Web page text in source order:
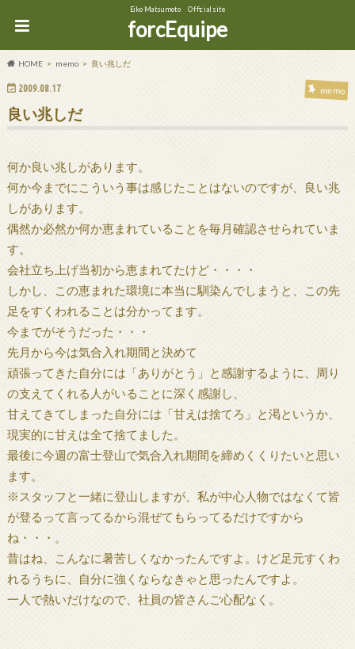
Eiko Matsumoto Official site
forcEquipe
HOME memo 良い兆しだ
2009.08.17 memo
良い兆しだ
何か良い兆しがあります。
何か今までにこういう事は感じたことはないのですが、良い兆
しがあります。
偶然か必然か何か恵まれていることを毎月確認させられていま
す。
会社立ち上げ当初から恵まれてたけど・・・・
しかし、この恵まれた環境に本当に馴染んでしまうと、この先
足をすくわれることは分かってます。
今までがそうだった・・・
先月から今は気合入れ期間と決めて
頑張ってきた自分には「ありがとう」と感謝するように、周り
の支えてくれる人がいることに深く感謝し、
甘えてきてしまった自分には「甘えは捨てろ」と渇というか、
現実的に甘えは全て捨てました。
最後に今週の富士登山で気合入れ期間を締めくくりたいと思い
ます。
※スタッフと一緒に登山しますが、私が中心人物ではなくて皆
が登るって言ってるから混ぜてもらってるだけですから
ね・・・。
昔はね、こんなに暑苦しくなかったんですよ。けど足元すくわ
れるうちに、自分に強くならなきゃと思ったんですよ。
一人で熱いだけなので、社員の皆さんご心配なく。